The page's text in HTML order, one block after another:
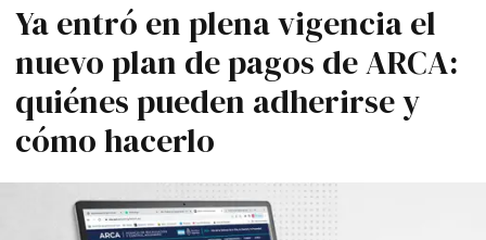
Ya entró en plena vigencia el
nuevo plan de pagos de ARCA:
quiénes pueden adherirse y
cómo hacerlo